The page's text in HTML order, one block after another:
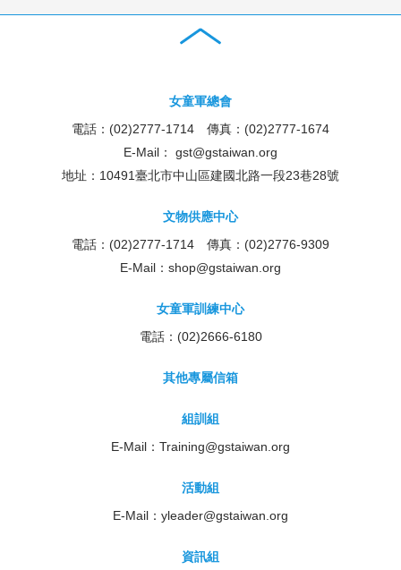
女童軍總會
電話：(02)2777-1714 傳真：(02)2777-1674
E-Mail： gst@gstaiwan.org
地址：10491臺北市中山區建國北路一段23巷28號
文物供應中心
電話：(02)2777-1714 傳真：(02)2776-9309
E-Mail： shop@gstaiwan.org
女童軍訓練中心
電話：(02)2666-6180
其他專屬信箱
組訓組
E-Mail： Training@gstaiwan.org
活動組
E-Mail： yleader@gstaiwan.org
資訊組